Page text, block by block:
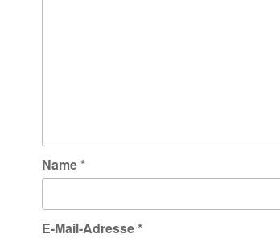
Name*
E-Mail-Adresse*